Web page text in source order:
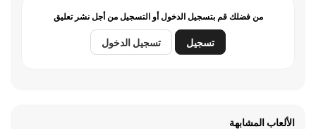
من فضلك قم بتسجيل الدخول أو التسجيل من أجل نشر تعليق
تسجيل تسجيل الدخول
الألعاب المشابهة